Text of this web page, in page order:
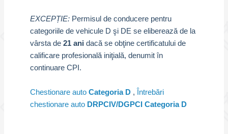
EXCEPȚIE:Permisul de conducere pentru
categoriile de vehicule D şi DE se eliberează de la
vârsta de 21 anidacă se obţine certificatului de
calificare profesională iniţială, denumit în
continuare CPI.
Chestionare auto Categoria D ,
Întrebări
chestionare auto DRPCIV/DGPCI Categoria D